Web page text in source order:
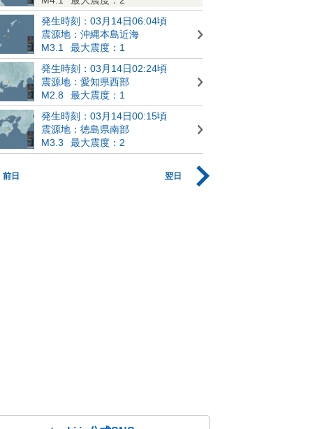
発生時刻：03月14日06:04頃
震源地：沖縄本島近海
M3.1
最大震度：1
発生時刻：03月14日02:24頃
震源地：愛知県西部
M2.8
最大震度：1
発生時刻：03月14日00:15頃
震源地：徳島県南部
M3.3
最大震度：2
前日 翌日